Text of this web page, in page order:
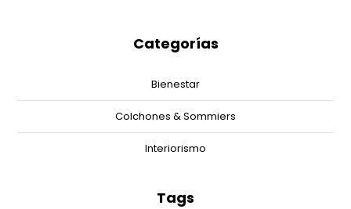
Categorías
Bienestar
Colchones & Sommiers
Interiorismo
Tags